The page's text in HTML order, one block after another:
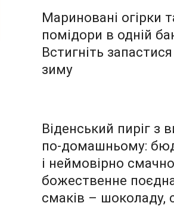
Мариновані огірки
помідори в одній
Встигніть
зиму
Віденський пиріг з
по-домашньому:
і неймовірно
божественне
смаків – шоколаду,